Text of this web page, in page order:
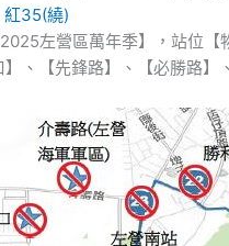
35(繞)
左營區萬年季】，站位
、【先鋒路】、【必勝路